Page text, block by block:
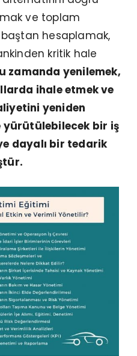
ve toplam
hesaplamak,
kritik hale
zamanda yenilemek,
ihale etmek ve
yeniden
yürütülebilecek bir iş
dayalı bir tedarik